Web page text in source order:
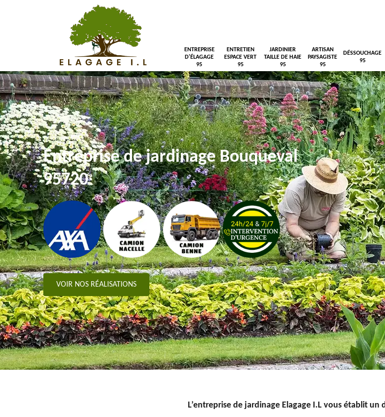
ENTREPRISE
D'ÉLAGAGE
95
ENTRETIEN
ESPACE VERT
95
JARDINIER
TAILLE DE HAIE
95
ARTISAN
PAYSAGISTE
95
DÉSSOUCHAGE
95
Entreprise de jardinage Bouqueval
95720
VOIR NOS RÉALISATIONS
L’entreprise de jardinage Elagage I.L vous établit un